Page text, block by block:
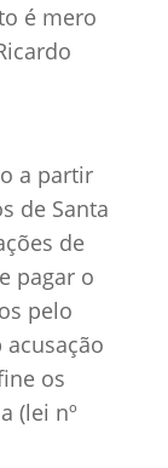
é mero
a partir
de Santa
de
pagar o
pelo
os
(lei nº